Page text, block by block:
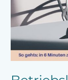
Wie
Sie
schnell
abrechnen
können